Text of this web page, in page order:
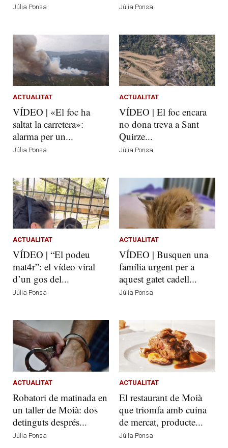
Júlia Ponsa Júlia Ponsa
ACTUALITAT
VÍDEO | «El foc ha
saltat la carretera»:
alarma per un...
Júlia Ponsa
ACTUALITAT
VÍDEO | El foc encara
no dona treva a Sant
Quirze...
Júlia Ponsa
ACTUALITAT
VÍDEO | “El podeu
mat4r”: el vídeo viral
d’un gos del...
Júlia Ponsa
ACTUALITAT
VÍDEO | Busquen una
família urgent per a
aquest gatet cadell...
Júlia Ponsa
ACTUALITAT
Robatori de matinada en
un taller de Moià: dos
detinguts després...
Júlia Ponsa
ACTUALITAT
El restaurant de Moià
que triomfa amb cuina
de mercat, producte...
Júlia Ponsa